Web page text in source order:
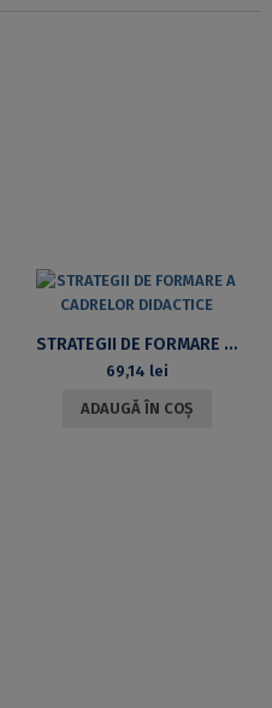
STRATEGII DE FORMARE A CADRELOR DIDACTICE
69,14 lei
ADAUGĂ ÎN COȘ